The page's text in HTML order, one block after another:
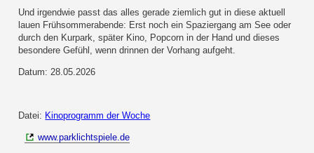
Und irgendwie passt das alles gerade ziemlich gut in diese aktuell
lauen Frühsommerabende: Erst noch ein Spaziergang am See oder
durch den Kurpark, später Kino, Popcorn in der Hand und dieses
besondere Gefühl, wenn drinnen der Vorhang aufgeht.
Datum: 28.05.2026
Datei: Kinoprogramm der Woche
www.parklichtspiele.de